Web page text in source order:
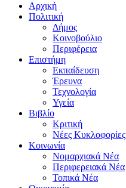
Αρχική
Πολιτική
Δήμος
Κοινοβούλιο
Περιφέρεια
Επιστήμη
Εκπαίδευση
Έρευνα
Τεχνολογία
Υγεία
Βιβλίο
Κριτική
Νέες Κυκλοφορίες
Κοινωνία
Νομαρχιακά Νέα
Περιφερειακά Νέα
Τοπικά Νέα